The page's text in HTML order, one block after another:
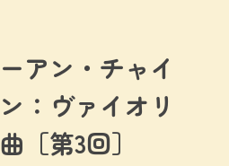
アン・チャイ
：ヴァイオリ
［第3回］